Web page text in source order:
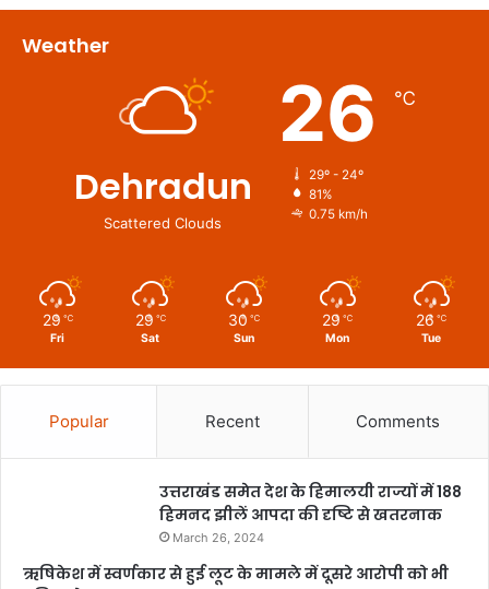
Weather
Dehradun
Scattered Clouds
26 ℃
29º - 24º
81%
0.75 km/h
29 ℃
Fri
29 ℃
Sat
30 ℃
Sun
29 ℃
Mon
26 ℃
Tue
Popular Recent Comments
उत्तराखंड समेत देश के हिमालयी राज्यों में 188
हिमनद झीलें आपदा की दृष्टि से खतरनाक
March 26, 2024
ऋषिकेश में स्वर्णकार से हुई लूट के मामले में दूसरे आरोपी को भी